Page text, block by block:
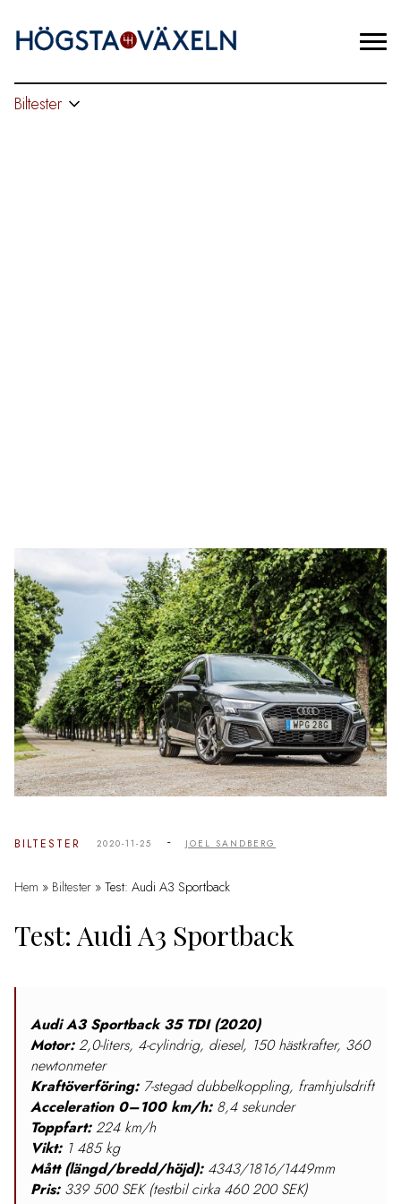
Biltester
BILTESTER 2020-11-25 - JOEL SANDBERG
Hem » Biltester » Test: Audi A3 Sportback
Test: Audi A3 Sportback
Audi A3 Sportback 35 TDI (2020)
Motor:2,0-liters, 4-cylindrig, diesel, 150 hästkrafter, 360
newtonmeter
Kraftöverföring:7-stegad dubbelkoppling, framhjulsdrift
Acceleration0–100 km/h:8,4 sekunder
Toppfart:224 km/h
Vikt:1 485 kg
Mått (längd/bredd/höjd):4343/1816/1449mm
Pris:339 500 SEK (testbil cirka 460 200 SEK)